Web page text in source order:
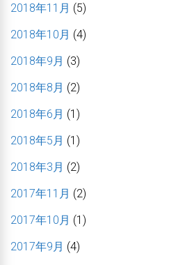
2018年11月 (5)
2018年10月 (4)
2018年9月 (3)
2018年8月 (2)
2018年6月 (1)
2018年5月 (1)
2018年3月 (2)
2017年11月 (2)
2017年10月 (1)
2017年9月 (4)